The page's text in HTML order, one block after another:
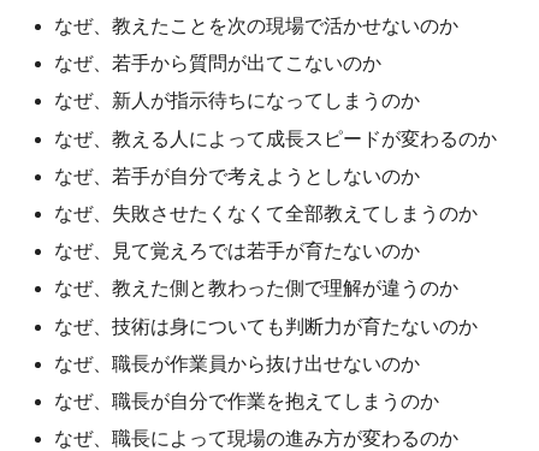
なぜ、教えたことを次の現場で活かせないのか
なぜ、若手から質問が出てこないのか
なぜ、新人が指示待ちになってしまうのか
なぜ、教える人によって成長スピードが変わるのか
なぜ、若手が自分で考えようとしないのか
なぜ、失敗させたくなくて全部教えてしまうのか
なぜ、見て覚えろでは若手が育たないのか
なぜ、教えた側と教わった側で理解が違うのか
なぜ、技術は身についても判断力が育たないのか
なぜ、職長が作業員から抜け出せないのか
なぜ、職長が自分で作業を抱えてしまうのか
なぜ、職長によって現場の進み方が変わるのか